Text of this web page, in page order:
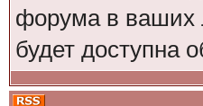
форума в ваших
будет доступна